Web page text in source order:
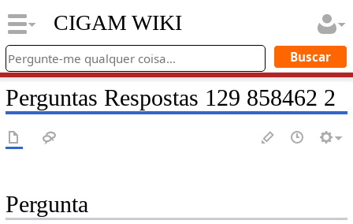
CIGAM WIKI
Perguntas Respostas 129 858462 2
Pergunta